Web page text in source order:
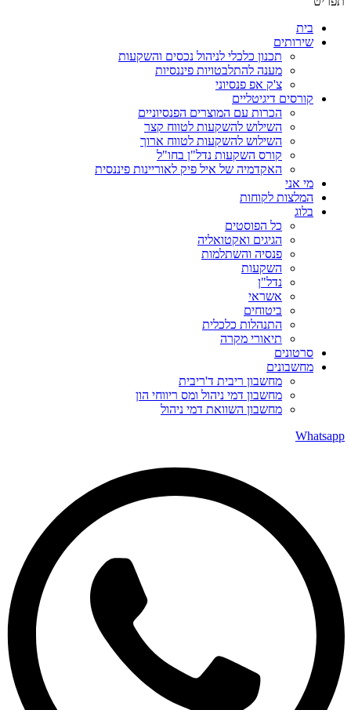
בית
שירותים
תכנון כלכלי לניהול נכסים והשקעות
מענה להתלבטויות פיננסיות
צ'ק אפ פנסיוני
קורסים דיגיטליים
הכרות עם המוצרים הפנסיוניים
השילוש להשקעות לטווח קצר
השילוש להשקעות לטווח ארוך
קורס השקעות נדל"ן בחו"ל
האקדמיה של איל פיק לאוריינות פיננסית
מי אני
המלצות לקוחות
בלוג
כל הפוסטים
הגיגים ואקטואליה
פנסיה והשתלמות
השקעות
נדל"ן
אשראי
ביטוחים
התנהלות כלכלית
תיאורי מקרה
סרטונים
מחשבונים
מחשבון ריבית ד'ריבית
מחשבון דמי ניהול ומס ריווחי הון
מחשבון השוואת דמי ניהול
Whatsapp